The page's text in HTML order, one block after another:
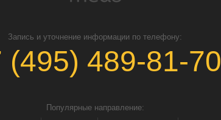
Запись и уточнение информации по телефону:
(495) 489-81-70
Популярные направление: